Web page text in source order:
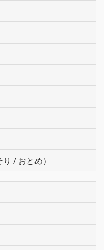
/ おとめ）